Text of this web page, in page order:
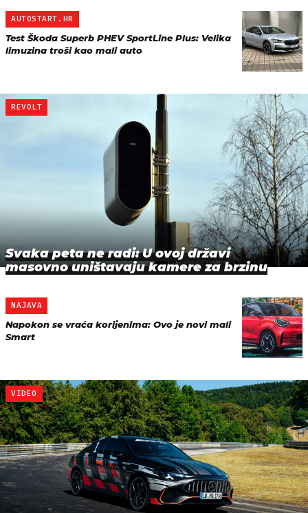
AUTOSTART.HR
Test Škoda Superb PHEV SportLine Plus: Velika
limuzina troši kao mali auto
REVOLT
Svaka peta ne radi: U ovoj državi
masovno uništavaju kamere za brzinu
NAJAVA
Napokon se vraća korijenima: Ovo je novi mali
Smart
VIDEO